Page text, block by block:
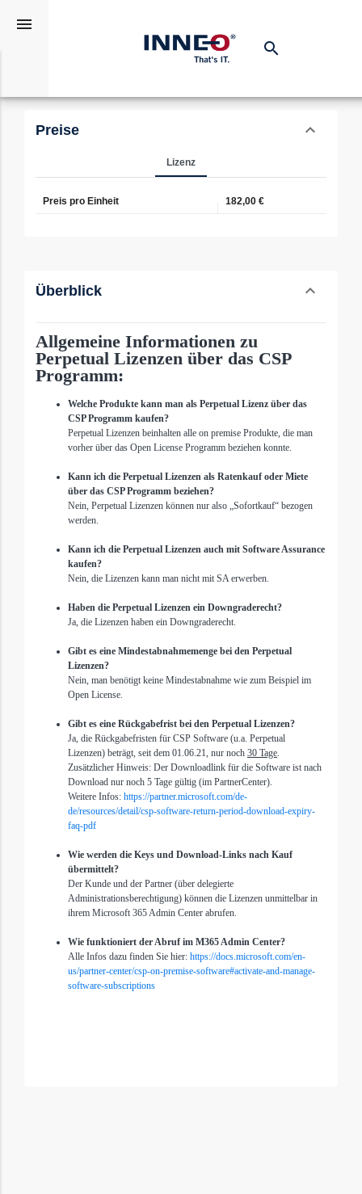
menu
Suchen
search
Preise Toggle
expand_less
Lizenz
Preis pro Einheit 182,00 €
Überblick Toggle
expand_less
Allgemeine Informationen zu
Perpetual Lizenzen über das CSP
Programm:
Welche Produkte kann man als Perpetual Lizenz über das
CSP Programm kaufen?
Perpetual Lizenzen beinhalten alle on premise Produkte, die man
vorher über das Open License Programm beziehen konnte.
Kann ich die Perpetual Lizenzen als Ratenkauf oder Miete
über das CSP Programm beziehen?
Nein, Perpetual Lizenzen können nur also „Sofortkauf“ bezogen
werden.
Kann ich die Perpetual Lizenzen auch mit Software Assurance
kaufen?
Nein, die Lizenzen kann man nicht mit SA erwerben.
Haben die Perpetual Lizenzen ein Downgraderecht?
Ja, die Lizenzen haben ein Downgraderecht.
Gibt es eine Mindestabnahmemenge bei den Perpetual
Lizenzen?
Nein, man benötigt keine Mindestabnahme wie zum Beispiel im
Open License.
Gibt es eine Rückgabefrist bei den Perpetual Lizenzen?
Ja, die Rückgabefristen für CSP Software (u.a. Perpetual
Lizenzen) beträgt, seit dem 01.06.21, nur noch 30 Tage.
Zusätzlicher Hinweis: Der Downloadlink für die Software ist nach
Download nur noch 5 Tage gültig (im PartnerCenter).
Weitere Infos: https://partner.microsoft.com/de-
de/resources/detail/csp-software-return-period-download-expiry-
faq-pdf
Wie werden die Keys und Download-Links nach Kauf
übermittelt?
Der Kunde und der Partner (über delegierte
Administrationsberechtigung) können die Lizenzen unmittelbar in
ihrem Microsoft 365 Admin Center abrufen.
Wie funktioniert der Abruf im M365 Admin Center?
Alle Infos dazu finden Sie hier: https://docs.microsoft.com/en-
us/partner-center/csp-on-premise-software#activate-and-manage-
software-subscriptions